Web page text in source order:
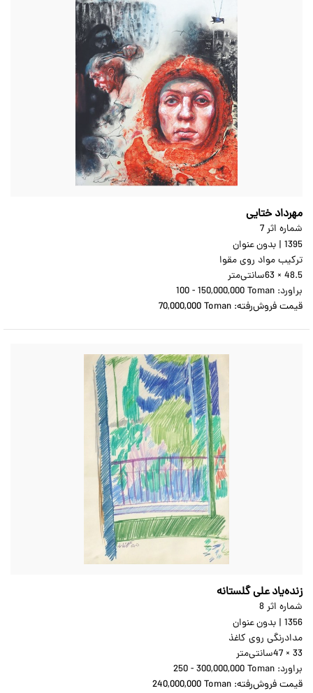
مهرداد ختایی
شماره اثر 7
1395
| بدون عنوان
ترکیب مواد روی مقوا
63 × 48.5سانتی‌متر
براورد: 100 - 150,000,000 Toman
قیمت فروش‌رفته: 70,000,000 Toman
زنده‌یاد علی گلستانه
شماره اثر 8
1356
| بدون عنوان
مدادرنگی روی کاغذ
47 × 33سانتی‌متر
براورد: 250 - 300,000,000 Toman
قیمت فروش‌رفته: 240,000,000 Toman